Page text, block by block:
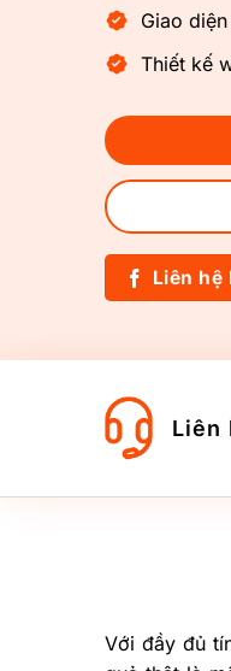
Giao
Thiết kế
Liên hệ
Liên
Với đầy đủ